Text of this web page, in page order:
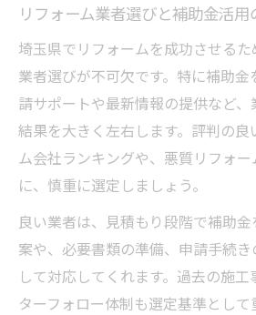
リフォーム業者選びと補助金活
埼玉県でリフォームを成功させる
業者選びが不可欠です。特に補助
請サポートや最新情報の提供など
結果を大きく左右します。評判の良
ム会社ランキングや、悪質リフォ
に、慎重に選定しましょう。
良い業者は、見積もり段階で補助
案や、必要書類の準備、申請手続
して対応してくれます。過去の施
ターフォロー体制も選定基準とし